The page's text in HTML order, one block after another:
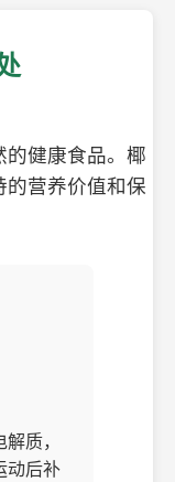
健康食品。椰
营养价值和保
质，
动后补